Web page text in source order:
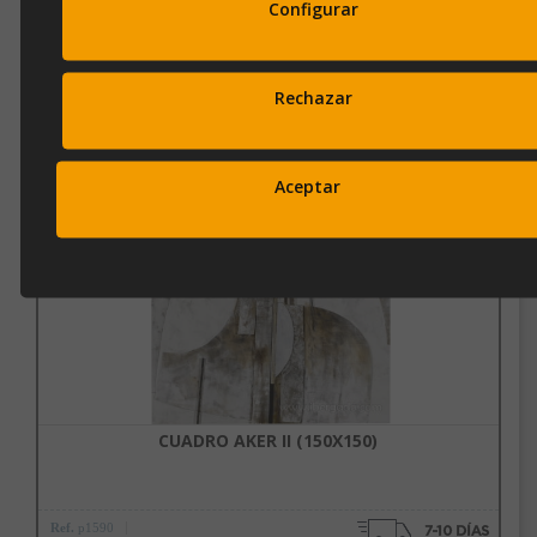
Productos Relacionados
CUADRO AKER II (150X150)
Ref. p1590
Subscríbete a nuestra newsletter
y disfruta de un 10% de
descuento en tu primera compra.
Entérate antes que nadie de nuestras novedades y promociones
Configurar
Rechazar
Aceptar